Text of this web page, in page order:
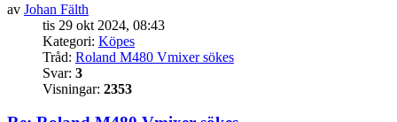
av Johan Fälth
tis 29 okt 2024, 08:43
Kategori: Köpes
Tråd: Roland M480 Vmixer sökes
Svar: 3
Visningar: 2353